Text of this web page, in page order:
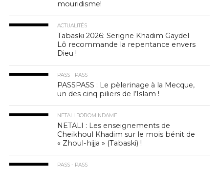
mouridisme!
ACTUALITÉS
Tabaski 2026: Serigne Khadim Gaydel
Lô recommande la repentance envers
Dieu !
PASS - PASS
PASSPASS : Le pèlerinage à la Mecque,
un des cinq piliers de l’Islam !
NETALI BOROM NDAME
NETALI : Les enseignements de
Cheikhoul Khadim sur le mois bénit de
« Zhoul-hijja » (Tabaski) !
PASS - PASS